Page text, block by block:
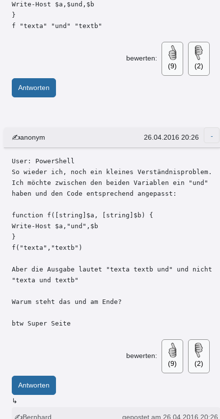
Write-Host $a,$und,$b
}
f "texta" "und" "textb"
bewerten:
(9)
(2)
Antworten
✍anonym 26.04.2016 20:26
User: PowerShell
So wieder ich, noch ein kleines Verständnisproblem.
Ich möchte zwischen den beiden Variablen ein "und"
haben und den Code entsprechend angepasst:
function f([string]$a, [string]$b) {
Write-Host $a,"und",$b
}
f("texta","textb")
Aber die Ausgabe lautet "texta textb und" und nicht
"texta und textb"
Warum steht das und am Ende?
btw Super Seite
bewerten:
(9)
(2)
Antworten
↳
✍Bernhard gepostet am 26.04.2016 20:26